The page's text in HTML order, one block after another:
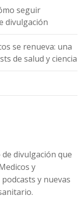
seguir
divulgación
se renueva: una
de salud y ciencia
divulgación que
y
y nuevas